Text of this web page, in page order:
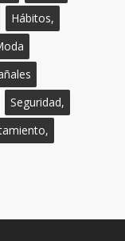
Hábitos,
Seguridad,